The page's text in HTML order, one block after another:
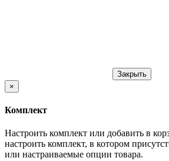
Закрыть
×
Комплект
Настроить комплект или добавить в
настроить комплект, в котором
или настраиваемые опции товара.